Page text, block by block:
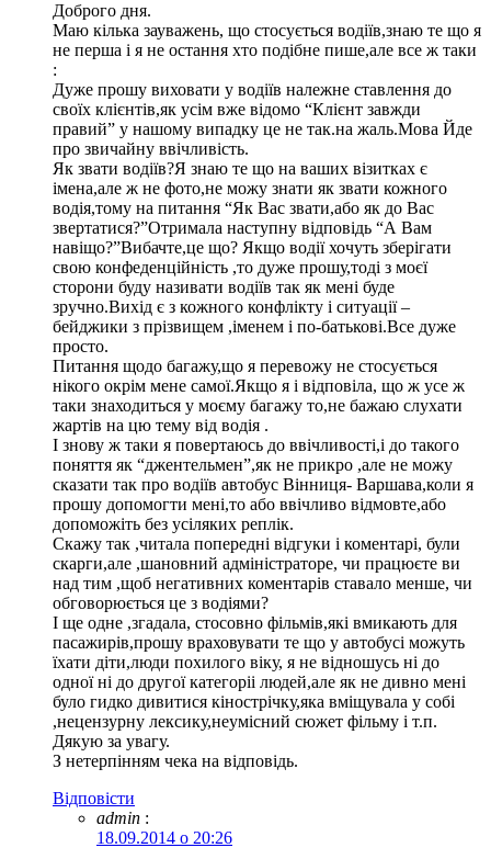
Доброго дня.
Маю кілька зауважень, що стосується водіїв,знаю те що я
не перша і я не остання хто подібне пише,але все ж таки
:
Дуже прошу виховати у водіїв належне ставлення до
своїх клієнтів,як усім вже відомо “Клієнт завжди
правий” у нашому випадку це не так.на жаль.Мова Йде
про звичайну ввічливість.
Як звати водіїв?Я знаю те що на ваших візитках є
імена,але ж не фото,не можу знати як звати кожного
водія,тому на питання “Як Вас звати,або як до Вас
звертатися?”Отримала наступну відповідь “А Вам
навіщо?”Вибачте,це що? Якщо водії хочуть зберігати
свою конфеденційність ,то дуже прошу,тоді з моєї
сторони буду називати водіїв так як мені буде
зручно.Вихід є з кожного конфлікту і ситуації –
бейджики з прізвищем ,іменем і по-батькові.Все дуже
просто.
Питання щодо багажу,що я перевожу не стосується
нікого окрім мене самої.Якщо я і відповіла, що ж усе ж
таки знаходиться у моєму багажу то,не бажаю слухати
жартів на цю тему від водія .
І знову ж таки я повертаюсь до ввічливості,і до такого
поняття як “джентельмен”,як не прикро ,але не можу
сказати так про водіїв автобус Вінниця- Варшава,коли я
прошу допомогти мені,то або ввічливо відмовте,або
допоможіть без усіляких реплік.
Скажу так ,читала попередні відгуки і коментарі, були
скарги,але ,шановний адміністраторе, чи працюєте ви
над тим ,щоб негативних коментарів ставало менше, чи
обговорюється це з водіями?
І ще одне ,згадала, стосовно фільмів,які вмикають для
пасажирів,прошу враховувати те що у автобусі можуть
їхати діти,люди похилого віку, я не відношусь ні до
одної ні до другої категоріі людей,але як не дивно мені
було гидко дивитися кінострічку,яка вміщувала у собі
,нецензурну лексику,неумісний сюжет фільму і т.п.
Дякую за увагу.
З нетерпінням чека на відповідь.
Відповіcти
admin :
18.09.2014 о 20:26